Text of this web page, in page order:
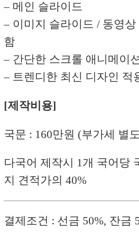
– 메인 슬라이드
– 이미지 슬라이드 / 동영상
함
– 간단한 스크롤 애니메이
– 트렌디한 최신 디자인 적
[제작비용]
국문 : 160만원 (부가세 별
다국어 제작시 1개 국어당
지 견적가의 40%
결제조건 : 선금 50%, 잔금